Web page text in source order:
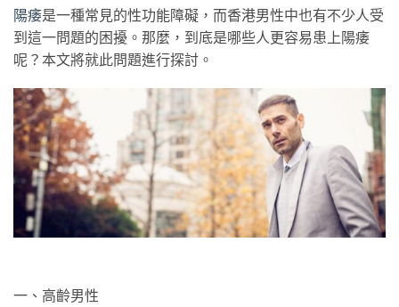
陽痿是一種常見的性功能障礙，而香港男性中也有不少人受
到這一問題的困擾。那麼，到底是哪些人更容易患上陽痿
呢？本文將就此問題進行探討。
一、高齡男性